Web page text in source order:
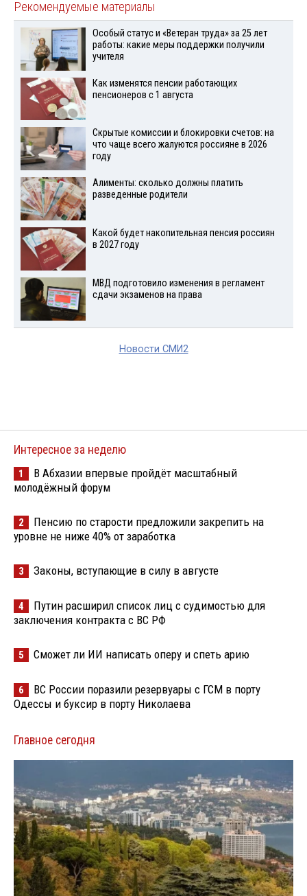
Рекомендуемые материалы
Особый статус и «Ветеран труда» за 25 лет
работы: какие меры поддержки получили
учителя
Как изменятся пенсии работающих
пенсионеров с 1 августа
Скрытые комиссии и блокировки счетов: на
что чаще всего жалуются россияне в 2026
году
Алименты: сколько должны платить
разведенные родители
Какой будет накопительная пенсия россиян
в 2027 году
МВД подготовило изменения в регламент
сдачи экзаменов на права
Новости СМИ2
Интересное за неделю
1
В Абхазии впервые пройдёт масштабный
молодёжный форум
2
Пенсию по старости предложили закрепить на
уровне не ниже 40% от заработка
3 Законы, вступающие в силу в августе
4
Путин расширил список лиц с судимостью для
заключения контракта с ВС РФ
5 Сможет ли ИИ написать оперу и спеть арию
6
ВС России поразили резервуары с ГСМ в порту
Одессы и буксир в порту Николаева
Главное сегодня